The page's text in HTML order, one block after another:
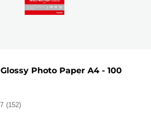
Photo Paper A4 - 100
(152)